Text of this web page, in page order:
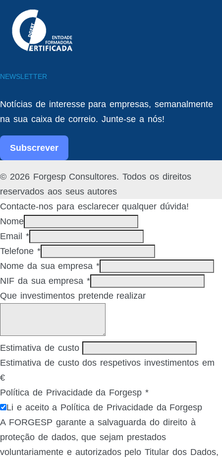
NEWSLETTER
Notícias de interesse para empresas, semanalmente
na sua caixa de correio. Junte-se a nós!
Subscrever
Facebook
Linked
In
© 2026 Forgesp Consultores. Todos os direitos
reservados aos seus autores
Contacte-nos para esclarecer qualquer dúvida!
Nome
Email *
Telefone *
Nome da sua empresa*
NIF da sua empresa*
Que investimentos pretende realizar
Estimativa de custo
Estimativa de custo dos respetivos investimentos em
€
Política de Privacidade da Forgesp *
Li e aceito a Política de Privacidade da Forgesp
A FORGESP garante a salvaguarda do direito à
proteção de dados, que sejam prestados
voluntariamente e autorizados pelo Titular dos Dados,